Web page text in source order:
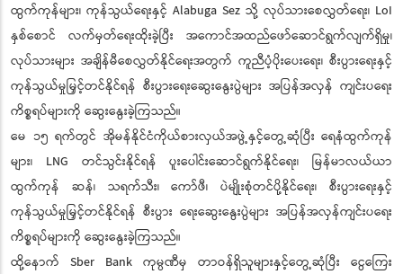
ထွက်ကုန်များ၊ ကုန်သွယ်ရေးနှင့် Alabuga Sez သို့ လုပ်သားစေလွှတ်ရေး၊ LoI
နှစ်စောင် လက်မှတ်ရေးထိုးခဲ့ပြီး အကောင်အထည်ဖော်ဆောင်ရွက်လျက်ရှိမှု၊
လုပ်သားများ အချိန်မီစေလွှတ်နိုင်ရေးအတွက် ကူညီပံ့ပိုးပေးရေး၊ စီးပွားရေးနှင့်
ကုန်သွယ်မှုမြှင့်တင်နိုင်ရန် စီးပွားရေးဆွေးနွေးပွဲများ အပြန်အလှန် ကျင်းပရေး
ကိစ္စရပ်များကို ဆွေးနွေးခဲ့ကြသည်။
မေ ၁၅ ရက်တွင် အိုမန်နိုင်ငံကိုယ်စားလှယ်အဖွဲ့နှင့်တွေ့ဆုံပြီး ရေနံထွက်ကုန်
များ၊ LNG တင်သွင်းနိုင်ရန် ပူးပေါင်းဆောင်ရွက်နိုင်ရေး၊ မြန်မာလယ်ယာ
ထွက်ကုန် ဆန်၊ သရက်သီး၊ ကော်ဖီ၊ ပဲမျိုးစုံတင်ပို့နိုင်ရေး၊ စီးပွားရေးနှင့်
ကုန်သွယ်မှုမြှင့်တင်နိုင်ရန် စီးပွား ရေးဆွေးနွေးပွဲများ အပြန်အလှန်ကျင်းပရေး
ကိစ္စရပ်များကို ဆွေးနွေးခဲ့ကြသည်။
ထို့နောက် Sber Bank ကုမ္ပဏီမှ တာဝန်ရှိသူများနှင့်တွေ့ဆုံပြီး ငွေကြေး